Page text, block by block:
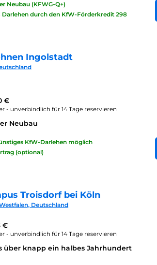
Neubau (KFWG-Q+)
Darlehen durch den KfW-Förderkredit 298
Ingolstadt
€
- unverbindlich für 14 Tage reservieren
Neubau
KfW-Darlehen möglich
(optional)
Troisdorf bei Köln
Deutschland
€
- unverbindlich für 14 Tage reservieren
über knapp ein halbes Jahrhundert